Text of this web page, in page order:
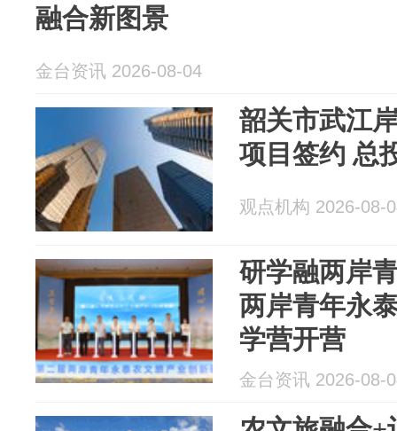
融合新图景
金台资讯 2026-08-04
韶关市武江
项目签约 总
观点机构 2026-08-
研学融两岸
两岸青年永
学营开营
金台资讯 2026-08-